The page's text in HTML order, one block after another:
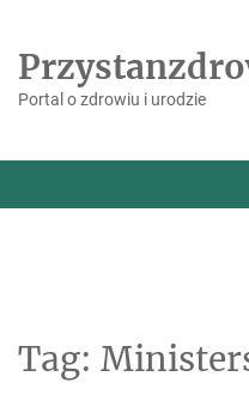
content
Portal o zdrowiu i urodzie
Tag: